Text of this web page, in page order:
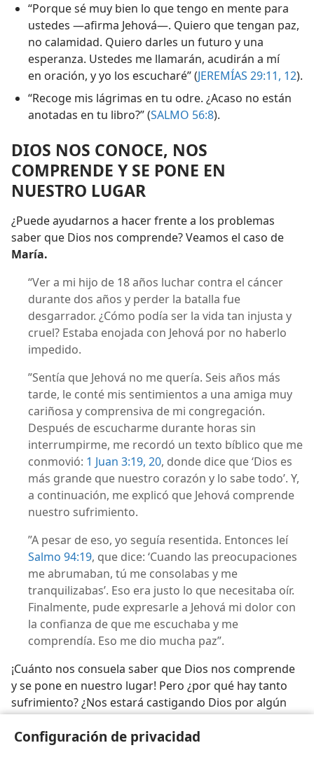
Configuración de privacidad
“Porque sé muy bien lo que tengo en mente para
ustedes —afirma Jehová—. Quiero que tengan paz,
no calamidad. Quiero darles un futuro y una
esperanza. Ustedes me llamarán, acudirán a mí
en oración, y yo los escucharé” (JEREMÍAS 29:11, 12).
“Recoge mis lágrimas en tu odre. ¿Acaso no están
anotadas en tu libro?” (SALMO 56:8).
DIOS NOS CONOCE, NOS
COMPRENDE Y SE PONE EN
NUESTRO LUGAR
¿Puede ayudarnos a hacer frente a los problemas
saber que Dios nos comprende? Veamos el caso de
María.
“Ver a mi hijo de 18 años luchar contra el cáncer
durante dos años y perder la batalla fue
desgarrador. ¿Cómo podía ser la vida tan injusta y
cruel? Estaba enojada con Jehová por no haberlo
impedido.
”Sentía que Jehová no me quería. Seis años más
tarde, le conté mis sentimientos a una amiga muy
cariñosa y comprensiva de mi congregación.
Después de escucharme durante horas sin
interrumpirme, me recordó un texto bíblico que me
conmovió: 1 Juan 3:19, 20, donde dice que ‘Dios es
más grande que nuestro corazón y lo sabe todo’. Y,
a continuación, me explicó que Jehová comprende
nuestro sufrimiento.
”A pesar de eso, yo seguía resentida. Entonces leí
Salmo 94:19, que dice: ‘Cuando las preocupaciones
me abrumaban, tú me consolabas y me
tranquilizabas’. Eso era justo lo que necesitaba oír.
Finalmente, pude expresarle a Jehová mi dolor con
la confianza de que me escuchaba y me
comprendía. Eso me dio mucha paz”.
¡Cuánto nos consuela saber que Dios nos comprende
y se pone en nuestro lugar! Pero ¿por qué hay tanto
sufrimiento? ¿Nos estará castigando Dios por algún
pecado? ¿Pondrá fin al sufrimiento algún día? Estas
preguntas se responderán en los siguientes artículos.